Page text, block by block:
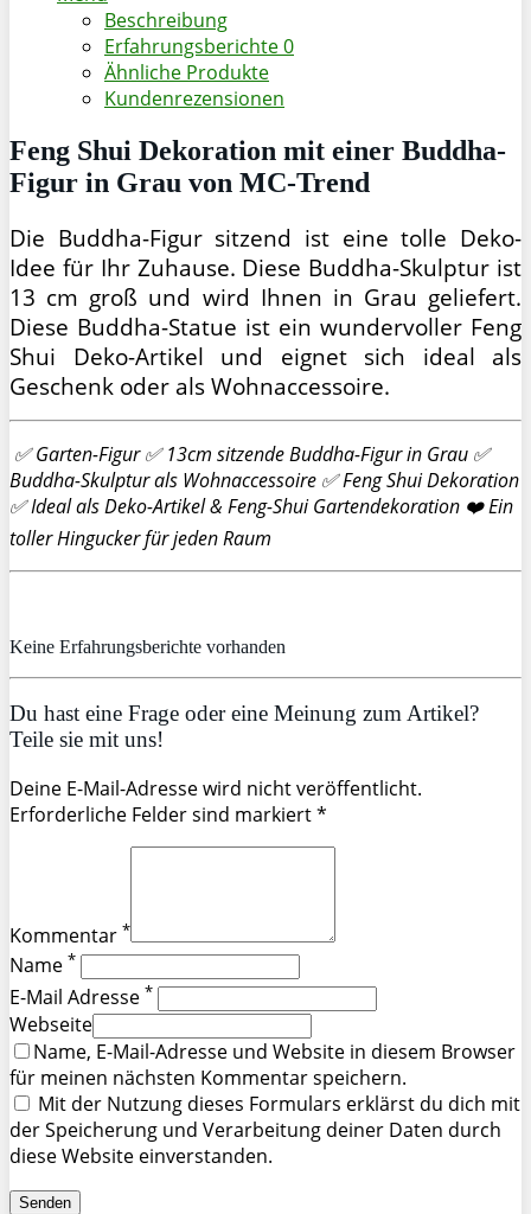
Beschreibung
Erfahrungsberichte0
Ähnliche Produkte
Kundenrezensionen
Feng Shui Dekoration mit einer Buddha-
Figur in Grau von MC-Trend
Die Buddha-Figur sitzend ist eine tolle Deko-
Idee für Ihr Zuhause. Diese Buddha-Skulptur ist
13 cm groß und wird Ihnen in Grau geliefert.
Diese Buddha-Statue ist ein wundervoller Feng
Shui Deko-Artikel und eignet sich ideal als
Geschenk oder als Wohnaccessoire.
✅ Garten-Figur ✅ 13cm sitzende Buddha-Figur in Grau ✅
Buddha-Skulptur als Wohnaccessoire ✅ Feng Shui Dekoration
✅ Ideal als Deko-Artikel & Feng-Shui Gartendekoration ❤️ Ein
toller Hingucker für jeden Raum
Keine Erfahrungsberichte vorhanden
Du hast eine Frage oder eine Meinung zum Artikel?
Teile sie mit uns!
Deine E-Mail-Adresse wird nicht veröffentlicht.
Erforderliche Felder sind markiert *
Kommentar *
Name *
E-Mail Adresse *
Webseite
Name, E-Mail-Adresse und Website in diesem Browser
für meinen nächsten Kommentar speichern.
Mit der Nutzung dieses Formulars erklärst du dich mit
der Speicherung und Verarbeitung deiner Daten durch
diese Website einverstanden.